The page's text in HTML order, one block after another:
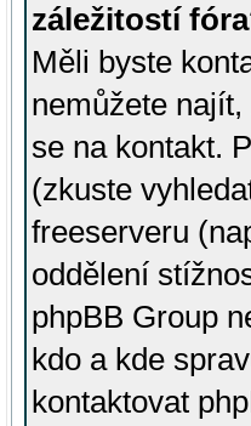
záležitostí
Měli byste
nemůžete
se na kontakt.
(zkuste
freeserveru
oddělení
phpBB Group
kdo a kde
kontaktovat